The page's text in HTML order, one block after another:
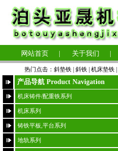
网站首页 关于我们
热门点击： 斜垫铁 斜铁 | 机床垫铁
产品导航 Product Navigation
机床铸件/配重铁系列
机床系列
铸铁平板,平台系列
地轨系列